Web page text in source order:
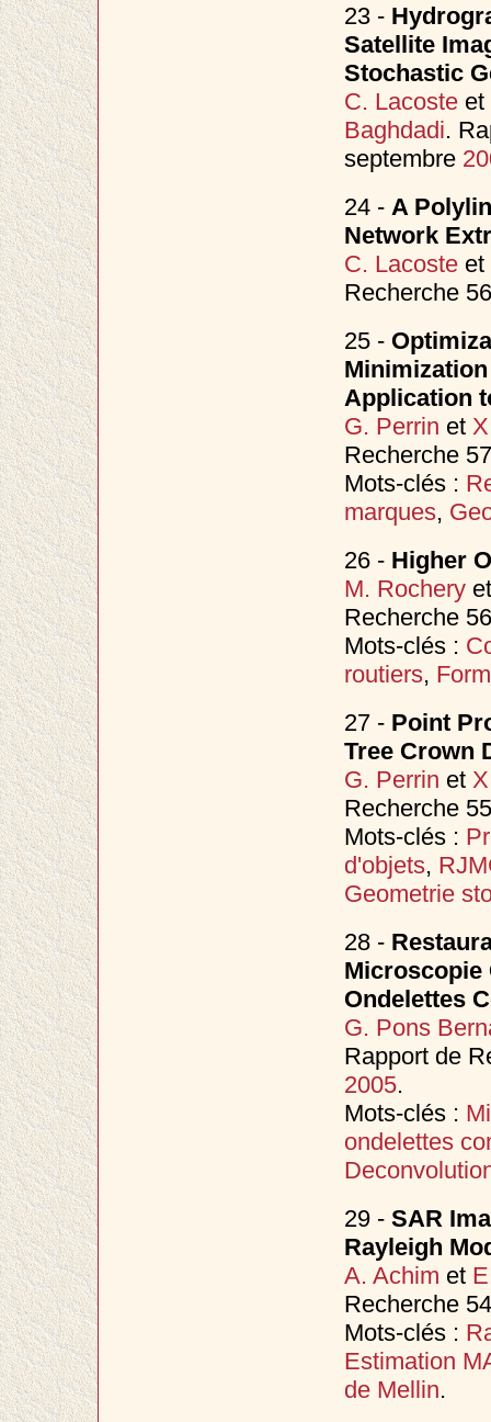
23 -
Satellite
Stochastic
C. Lacosteet
Baghdadi.
septembre
24 - A
Network
C. Lacosteet
Recherche
25 -
Application
G. Perrin et
Recherche
Mots-clés :
marques,
26 - Higher
M. Rochery
Recherche
Mots-clés :
routiers,
27 - Point
Tree Crown
G. Perrin et
Recherche
Mots-clés :
d'objets,
Geometrie
28 -
Microscopie
Ondelettes
G. Pons
Rapport de
2005.
Mots-clés :
ondelettes
29 - SAR
Rayleigh
A. Achim et
Recherche
Mots-clés :
Estimation
de Mellin.